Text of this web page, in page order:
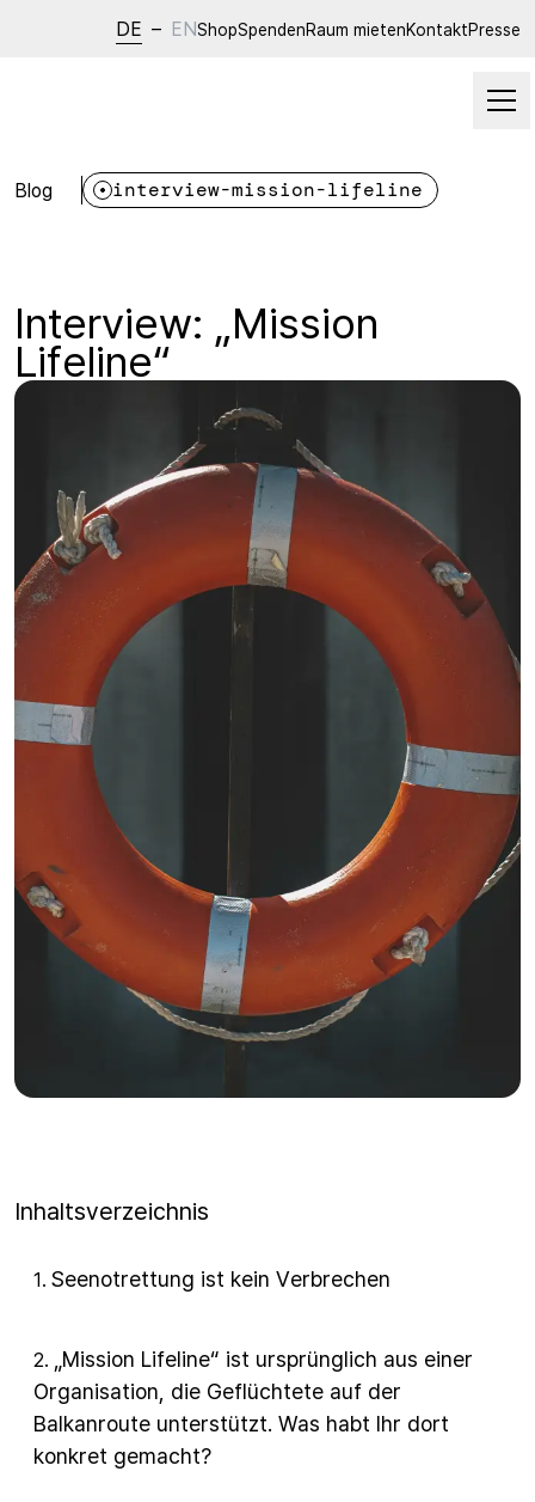
DE – ENShopSpendenRaum mietenKontaktPresse
Blog interview-mission-lifeline
Interview: „Mission
Lifeline“
Inhaltsverzeichnis
1. Seenotrettung ist kein Verbrechen
2. „Mission Lifeline“ ist ursprünglich aus einer
Organisation, die Geflüchtete auf der
Balkanroute unterstützt. Was habt Ihr dort
konkret gemacht?